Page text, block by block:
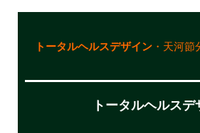
トータルヘルスデザイン ・天河節
トータルヘルスデ